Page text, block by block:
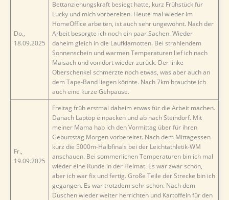
Do.,
18.09.2025
Bettanziehungskraft besiegt hatte, kurz Frühstück für
Lucky und mich vorbereiten. Heute mal wieder im
HomeOffice arbeiten, ist auch sehr ungewohnt. Nach der
Arbeit besorgte ich noch ein paar Sachen. Wieder
daheim gleich in die Laufklamotten. Bei strahlendem
Sonnenschein und warmen Temperaturen lief ich nach
Maisach und von dort wieder zurück. Der linke
Oberschenkel schmerzte noch etwas, was aber auch an
dem Tape-Band liegen könnte. Nach 7km brauchte ich
auch eine kurze Gehpause.
Fr.,
19.09.2025
Freitag früh erstmal daheim etwas für die Arbeit machen.
Danach Laptop einpacken und ab nach Steindorf. Mit
meiner Mama hab ich den Vormittag über für ihren
Geburtstag Morgen vorbereitet. Nach dem Mittagessen
kurz die 5000m-Halbfinals bei der Leichtathletik-WM
anschauen. Bei sommerlichen Temperaturen bin ich mal
wieder eine Runde in der Heimat. Es war zwar schön,
aber ich war fix und fertig. Große Teile der Strecke bin ich
gegangen. Es war trotzdem sehr schön. Nach dem
Duschen wieder weiter herrichten und Kartoffeln für den